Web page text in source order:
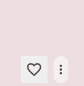
more_horiz